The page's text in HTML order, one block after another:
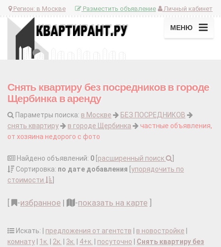
Регион: в Москве Личный кабинет
Разместить объявление
МЕНЮ
Снять квартиру без посредников в городе
Щербинка в аренду
Параметры поиска: в Москве
БЕЗ ПОСРЕДНИКОВ
снять квартиру
в городе Щербинка
частные объявления,
от хозяина недорого с фото
Найдено объявлений: 0 расширенный поиск
Сортировка: по дате добавления упорядочить по
стоимости
-избранное | -показать на карте
Искать: | предложения от агентств в новостройке
комнату
1к. 2к. 3к. 4+к. посуточно
Снять квартиру без